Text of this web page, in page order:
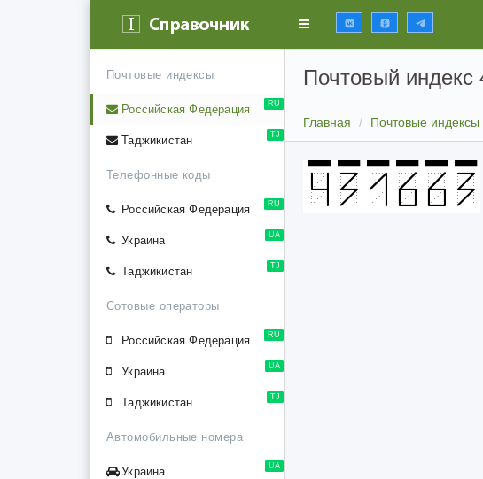
Почтовые индексы
RU
Российская Федерация
TJ
Таджикистан
Телефонные коды
RU
Российская Федерация
UA
Украина
TJ
Таджикистан
Сотовые операторы
RU
Российская Федерация
UA
Украина
TJ
Таджикистан
Автомобильные номера
UA
Украина
Почтовый
Главная Почтовые индексы